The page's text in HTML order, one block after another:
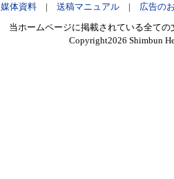
媒体資料| 送稿マニュアル| 広告の
当ホームページに掲載されている全て
Copyright2026 Shimbun